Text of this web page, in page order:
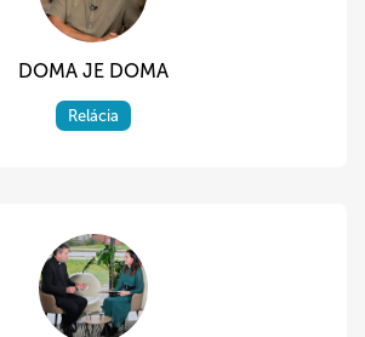
DOMA JE DOMA
Relácia